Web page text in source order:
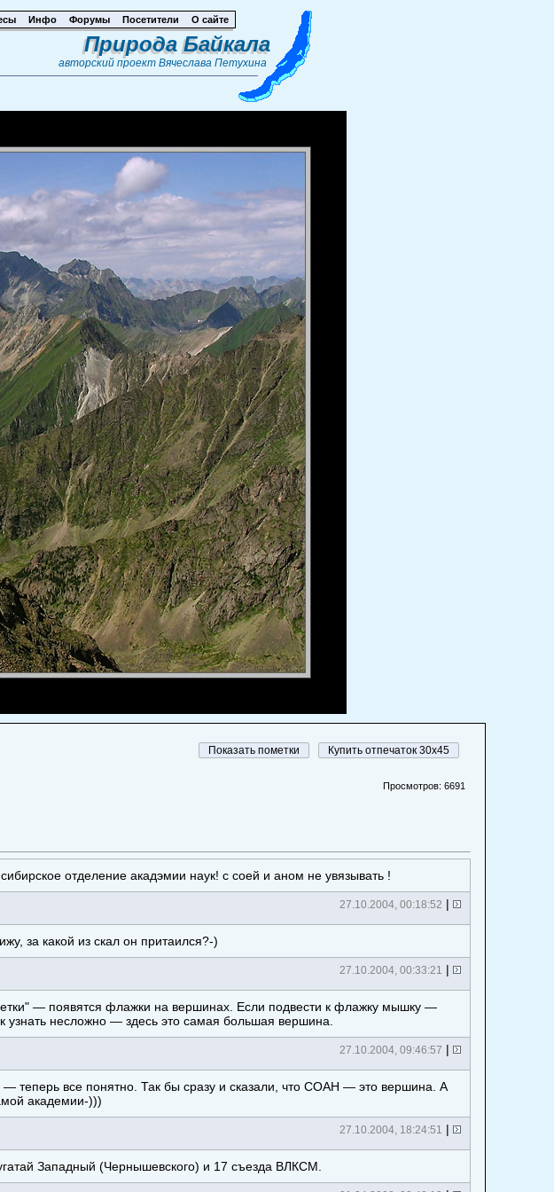
Инфо Форумы Посетители О сайте
Природа Байкала
авторский проект Вячеслава Петухина
Купить отпечаток 30x45
Просмотров: 6691
отделение акадэмии наук! с соей и аном не увязывать !
27.10.2004, 00:18:52 |
за какой из скал он притаился?-)
27.10.2004, 00:33:21 |
— появятся флажки на вершинах. Если подвести к флажку мышку —
несложно — здесь это самая большая вершина.
27.10.2004, 09:46:57 |
теперь все понятно. Так бы сразу и сказали, что СОАН — это вершина. А
академии-)))
27.10.2004, 18:24:51 |
Западный (Чернышевского) и 17 съезда ВЛКСМ.